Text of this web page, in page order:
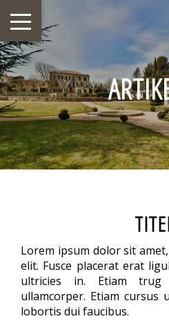
Lorem ipsum dolor sit
elit. Fusce placerat erat
ultricies in. Etiam
ullamcorper. Etiam
lobortis dui faucibus.